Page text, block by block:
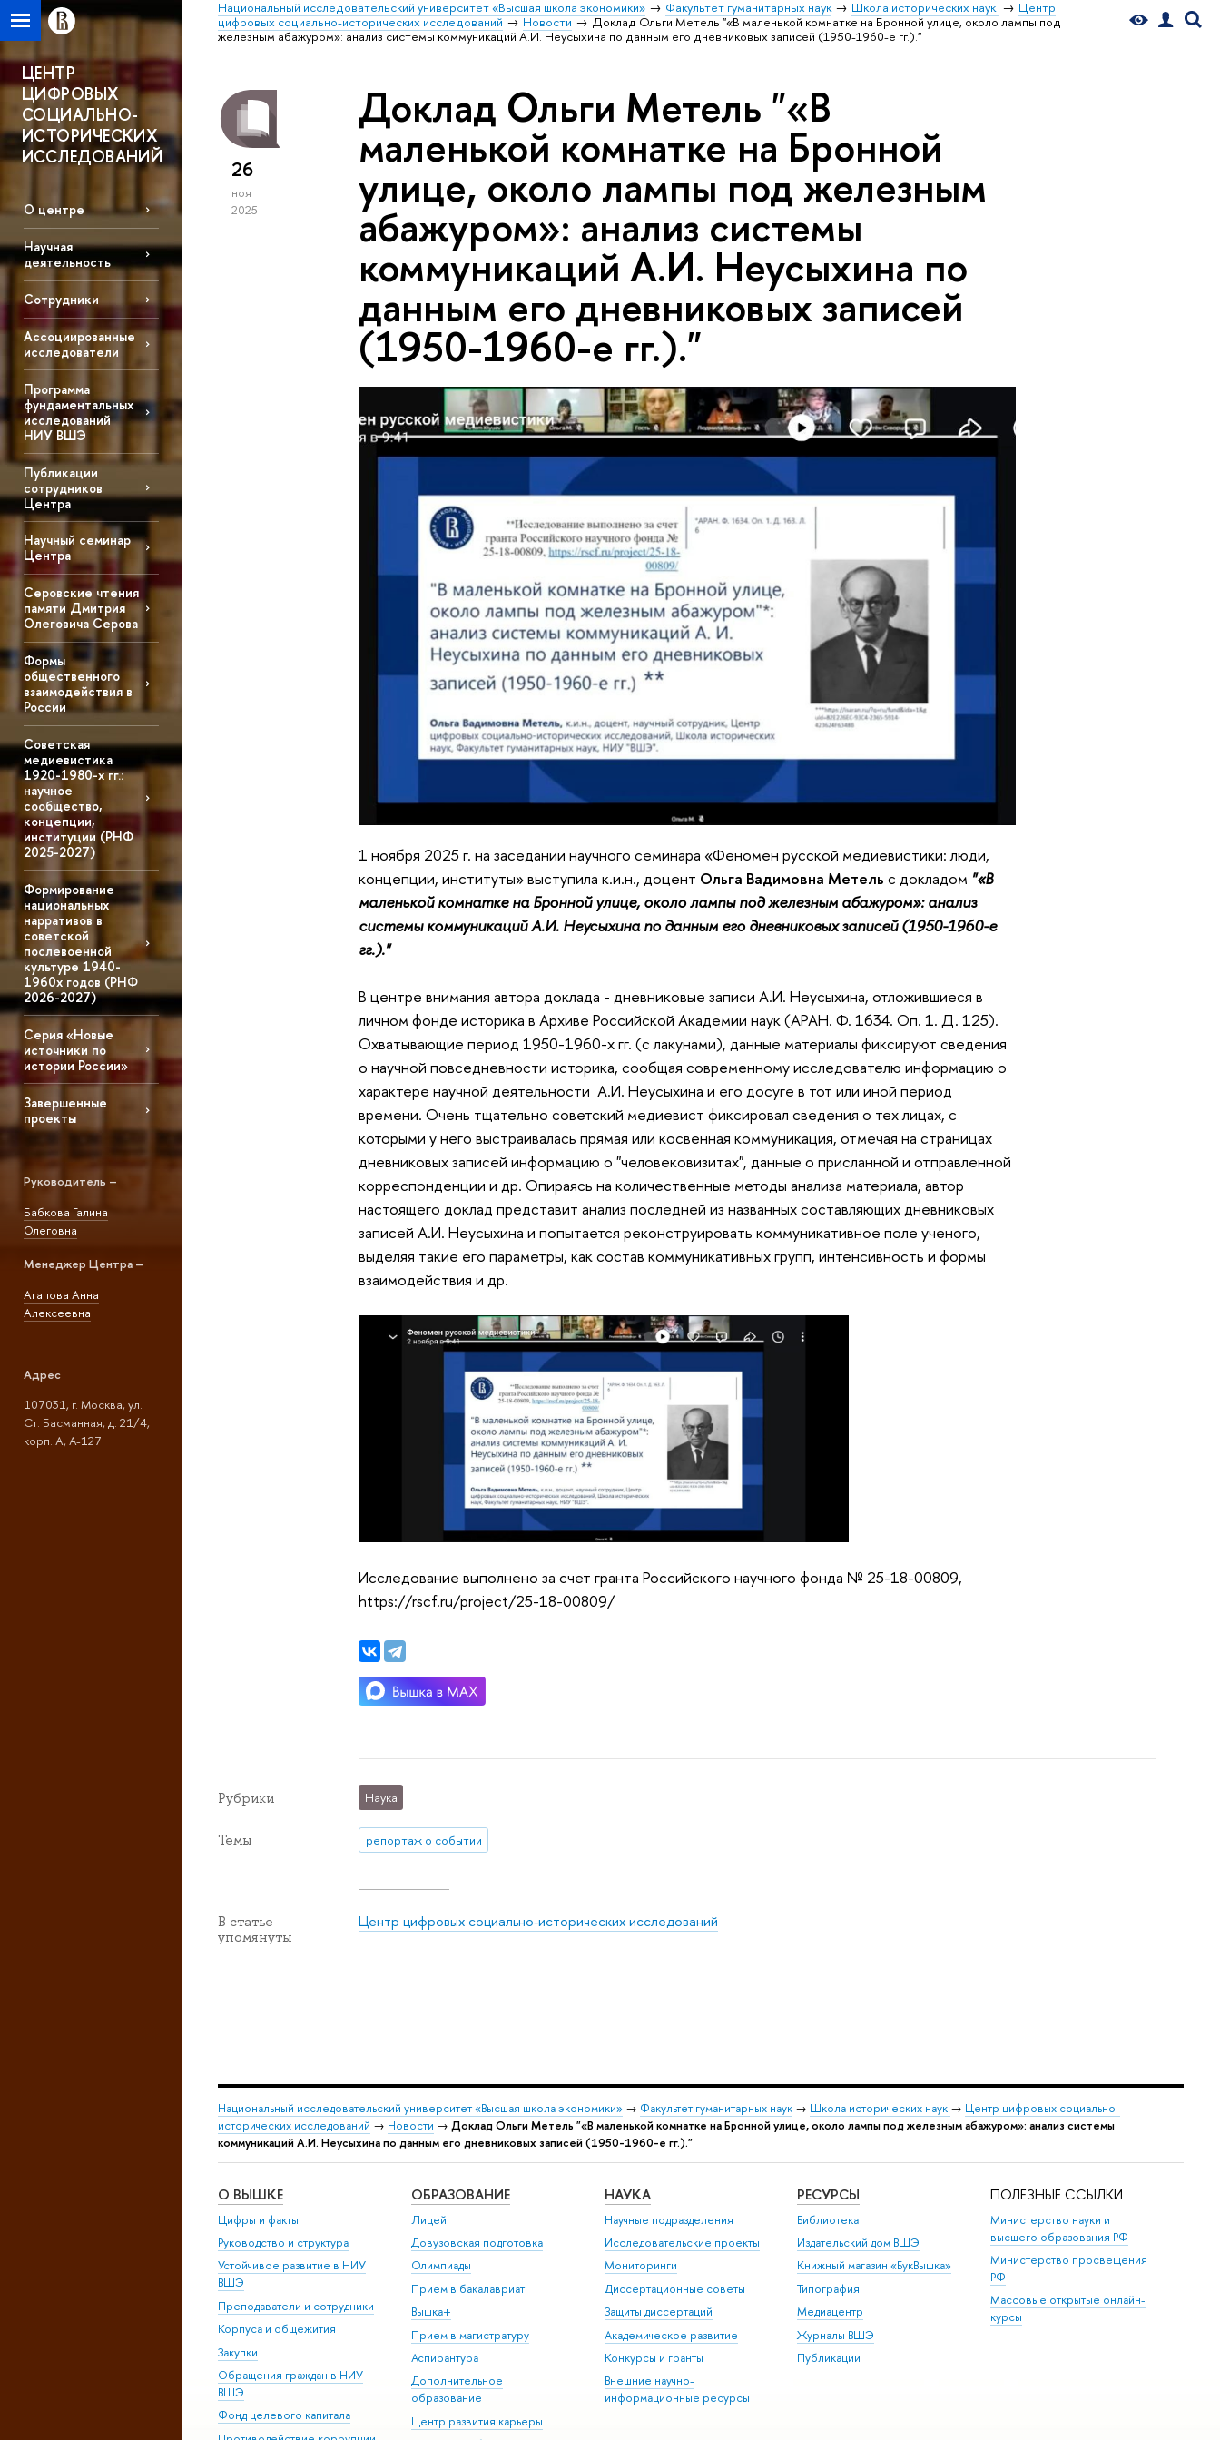
Национальный исследовательский университет «Высшая школа экономики» Факультет гуманитарных наук Школа исторических наук
Центр
цифровых социально-исторических исследований
Новости
Доклад Ольги Метель "«В маленькой комнатке на Бронной улице, около лампы под
железным абажуром»: анализ системы коммуникаций А.И. Неусыхина по данным его дневниковых записей (1950-1960-е гг.)."
ЦЕНТР
ЦИФРОВЫХ
СОЦИАЛЬНО-
ИСТОРИЧЕСКИХ
ИССЛЕДОВАНИЙ
О центре
Научная
деятельность
Сотрудники
Ассоциированные
исследователи
Программа
фундаментальных
исследований
НИУ ВШЭ
Публикации
сотрудников
Центра
Научный семинар
Центра
Серовские чтения
памяти Дмитрия
Олеговича Серова
Формы
общественного
взаимодействия в
России
Советская
медиевистика
1920-1980-х гг.:
научное
сообщество,
концепции,
институции (РНФ
2025-2027)
Формирование
национальных
нарративов в
советской
послевоенной
культуре 1940-
1960х годов (РНФ
2026-2027)
Серия «Новые
источники по
истории России»
Завершенные
проекты
Руководитель –
Бабкова Галина
Олеговна
Менеджер Центра –
Агапова Анна
Алексеевна
Адрес
107031, г. Москва, ул.
Ст. Басманная, д. 21/4,
корп. А, А-127
26
ноя
2025
Доклад Ольги Метель "«В
маленькой комнатке на Бронной
улице, около лампы под железным
абажуром»: анализ системы
коммуникаций А.И. Неусыхина по
данным его дневниковых записей
(1950-1960-е гг.)."
1 ноября 2025 г. на заседании научного семинара «Феномен русской медиевистики: люди,
концепции, институты» выступила к.и.н., доцент Ольга Вадимовна Метель с докладом "«В
маленькой комнатке на Бронной улице, около лампы под железным абажуром»: анализ
системы коммуникаций А.И. Неусыхина по данным его дневниковых записей (1950-1960-е
гг.)."
В центре внимания автора доклада - дневниковые записи А.И. Неусыхина, отложившиеся в
личном фонде историка в Архиве Российской Академии наук (АРАН. Ф. 1634. Оп. 1. Д. 125).
Охватывающие период 1950-1960-х гг. (с лакунами), данные материалы фиксируют сведения
о научной повседневности историка, сообщая современному исследователю информацию о
характере научной деятельности А.И. Неусыхина и его досуге в тот или иной период
времени. Очень тщательно советский медиевист фиксировал сведения о тех лицах, с
которыми у него выстраивалась прямая или косвенная коммуникация, отмечая на страницах
дневниковых записей информацию о "человековизитах", данные о присланной и отправленной
корреспонденции и др. Опираясь на количественные методы анализа материала, автор
настоящего доклад представит анализ последней из названных составляющих дневниковых
записей А.И. Неусыхина и попытается реконструировать коммуникативное поле ученого,
выделяя такие его параметры, как состав коммуникативных групп, интенсивность и формы
взаимодействия и др.
Исследование выполнено за счет гранта Российского научного фонда № 25-18-00809,
https://rscf.ru/project/25-18-00809/
Рубрики Наука
Темы репортаж о событии
В статье
упомянуты
Центр цифровых социально-исторических исследований
Национальный исследовательский университет «Высшая школа экономики» → Факультет гуманитарных наук → Школа исторических наук → Центр цифровых социально-
исторических исследований → Новости → Доклад Ольги Метель "«В маленькой комнатке на Бронной улице, около лампы под железным абажуром»: анализ системы
коммуникаций А.И. Неусыхина по данным его дневниковых записей (1950-1960-е гг.)."
О ВЫШКЕ
Цифры и факты
Руководство и структура
Устойчивое развитие в НИУ
ВШЭ
Преподаватели и сотрудники
Корпуса и общежития
Закупки
Обращения граждан в НИУ
ВШЭ
Фонд целевого капитала
ОБРАЗОВАНИЕ
Лицей
Довузовская подготовка
Олимпиады
Прием в бакалавриат
Вышка+
Прием в магистратуру
Аспирантура
Дополнительное
образование
Центр развития карьеры
НАУКА
Научные подразделения
Исследовательские проекты
Мониторинги
Диссертационные советы
Защиты диссертаций
Академическое развитие
Конкурсы и гранты
Внешние научно-
информационные ресурсы
РЕСУРСЫ
Библиотека
Издательский дом ВШЭ
Книжный магазин «БукВышка»
Типография
Медиацентр
Журналы ВШЭ
Публикации
ПОЛЕЗНЫЕ ССЫЛКИ
Министерство науки и
высшего образования РФ
Министерство просвещения
РФ
Массовые открытые онлайн-
курсы